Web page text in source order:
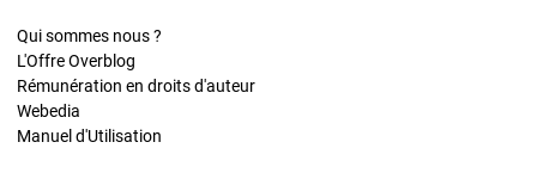
Qui sommes nous ?
L'Offre Overblog
Rémunération en droits d'auteur
Webedia
Manuel d'Utilisation